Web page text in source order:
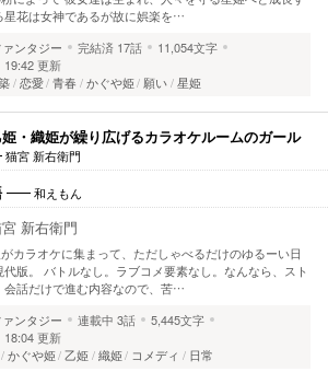
星花は女神であるが故に娯楽を…
ンタジー 完結済 17話
11,054文字
19:42 更新
恋愛 青春 かぐや姫 願い 星姫
・織姫が繰り広げるカラオケルームのガール
猫宮 新右衛門
和えもん
新右衛門
カラオケに集まって、ただしゃべるだけのゆるーい日
版。 バトルなし。ラブコメ要素なし。なんなら、スト
会話だけで進む内容なので、苦…
ンタジー 連載中 3話
5,445文字
18:04 更新
かぐや姫 乙姫 織姫 コメディ 日常